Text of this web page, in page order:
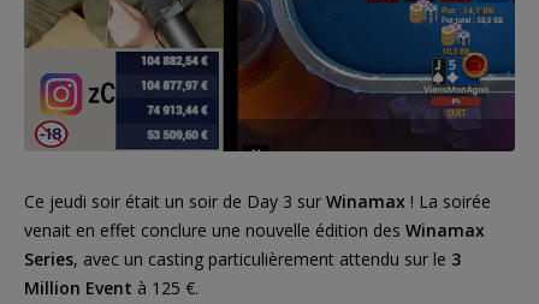
Ce jeudi soir était un soir de Day 3 sur Winamax ! La soirée
venait en effet conclure une nouvelle édition des Winamax
Series, avec un casting particulièrement attendu sur le 3
Million Event à 125 €.